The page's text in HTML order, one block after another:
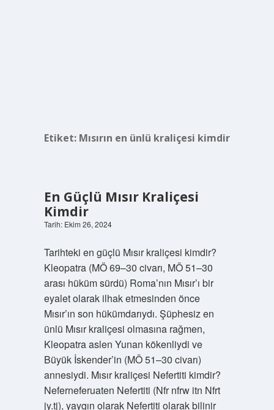
Etiket: Mısırın en ünlü kraliçesi kimdir
En Güçlü Mısır Kraliçesi
Kimdir
Tarih: Ekim 26, 2024
Tarihteki en güçlü Mısır kraliçesi kimdir?
Kleopatra (MÖ 69–30 civarı, MÖ 51–30
arası hüküm sürdü) Roma’nın Mısır’ı bir
eyalet olarak ilhak etmesinden önce
Mısır’ın son hükümdarıydı. Şüphesiz en
ünlü Mısır kraliçesi olmasına rağmen,
Kleopatra aslen Yunan kökenliydi ve
Büyük İskender’in (MÖ 51–30 civarı)
annesiydi. Mısır kraliçesi Nefertiti kimdir?
Neferneferuaten Nefertiti (Nfr nfrw itn Nfrt
jy.tj), yaygın olarak Nefertiti olarak bilinir